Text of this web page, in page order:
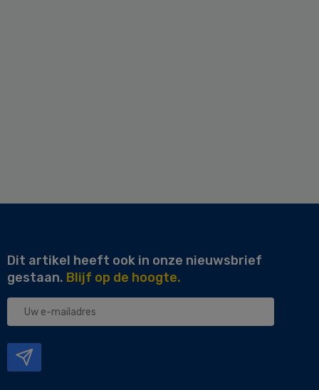
Dit artikel heeft ook in onze nieuwsbrief
gestaan. Blijf op de hoogte.
Uw